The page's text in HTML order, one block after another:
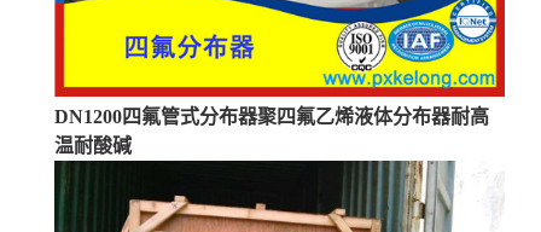
DN1200四氟管式分布器聚四氟乙烯液体分布器耐高
温耐酸碱